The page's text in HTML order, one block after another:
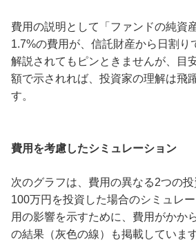
費用の説明として「ファンドの純資
1.7%の費用が、信託財産から日割り
解説されてもピンときませんが、目
額で示されれば、投資家の理解は飛
す。
費用を考慮したシミュレーション
次のグラフは、費用の異なる2つの
100万円を投資した場合のシミュレ
用の影響を示すために、費用がかか
の結果（灰色の線）も掲載しています